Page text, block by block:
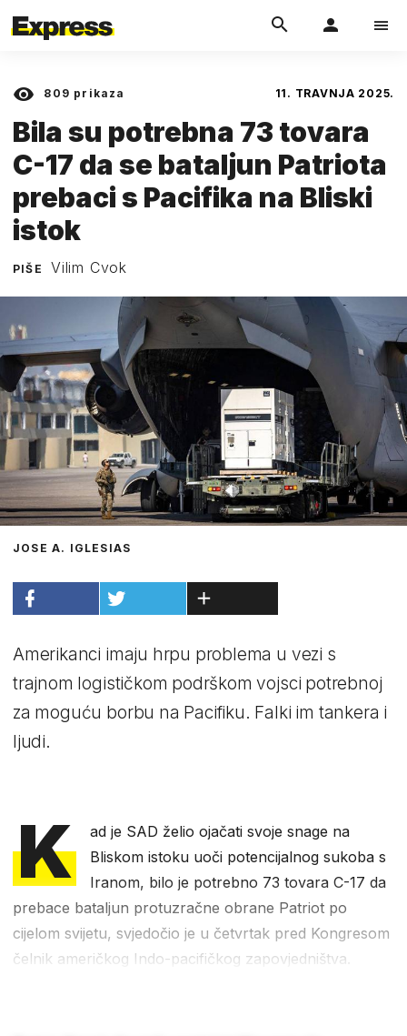
809 prikaza 11. TRAVNJA 2025.
Bila su potrebna 73 tovara
C-17 da se bataljun Patriota
prebaci s Pacifika na Bliski
istok
PIŠE Vilim Cvok
JOSE A. IGLESIAS
Amerikanci imaju hrpu problema u vezi s
trajnom logističkom podrškom vojsci potrebnoj
za moguću borbu na Pacifiku. Falki im tankera i
ljudi.
K
ad je SAD želio ojačati svoje snage na
Bliskom istoku uoči potencijalnog sukoba s
Iranom, bilo je potrebno 73 tovara C-17 da
prebace bataljun protuzračne obrane Patriot po
cijelom svijetu, svjedočio je u četvrtak pred Kongresom
čelnik američkog Indo-pacifičkog zapovjedništva.